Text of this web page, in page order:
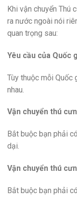
Khi vận chuyển Thú
ra nước ngoài nói
quan trọng sau:
Yêu cầu của Quốc
Tùy thuộc mỗi Quốc
nhau.
Vận chuyển thú
Bắt buộc bạn phải
dại.
Vận chuyển thú
Bắt buộc bạn phải